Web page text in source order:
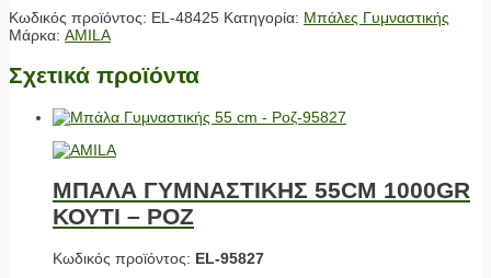
Κωδικός προϊόντος: EL-48425 Κατηγορία: Μπάλες Γυμναστικής
Μάρκα: AMILA
Σχετικά προϊόντα
ΜΠΑΛΑ ΓΥΜΝΑΣΤΙΚΗΣ 55CM 1000GR
ΚΟΥΤΙ – ΡΟΖ
Κωδικός προϊόντος: EL-95827